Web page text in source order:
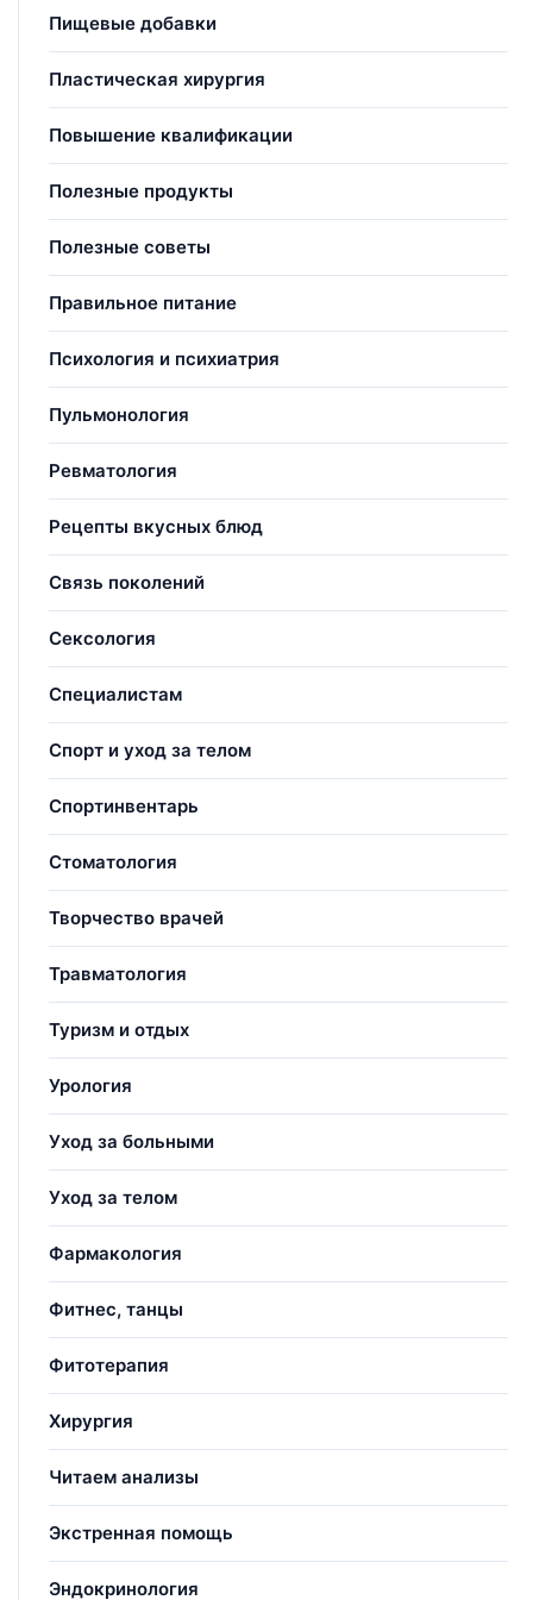
Пищевые добавки
Пластическая хирургия
Повышение квалификации
Полезные продукты
Полезные советы
Правильное питание
Психология и психиатрия
Пульмонология
Ревматология
Рецепты вкусных блюд
Связь поколений
Сексология
Специалистам
Спорт и уход за телом
Спортинвентарь
Стоматология
Творчество врачей
Травматология
Туризм и отдых
Урология
Уход за больными
Уход за телом
Фармакология
Фитнес, танцы
Фитотерапия
Хирургия
Читаем анализы
Экстренная помощь
Эндокринология